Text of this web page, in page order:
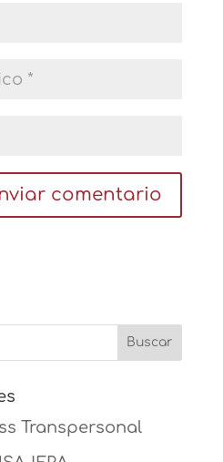
Transpersonal